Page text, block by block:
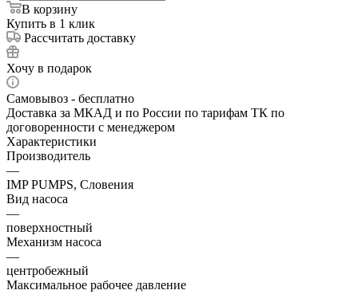
В корзину
Купить в 1 клик
Рассчитать доставку
Хочу в подарок
Самовывоз - бесплатно
Доставка за МКАД и по России по тарифам ТК по
договоренности с менеджером
Характеристики
Производитель
—
IMP PUMPS, Словения
Вид насоса
—
поверхностный
Механизм насоса
—
центробежный
Максимальное рабочее давление